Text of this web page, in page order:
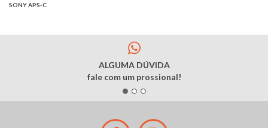
SONY APS-C
ALGUMA DÚVIDA
fale com um prossional!